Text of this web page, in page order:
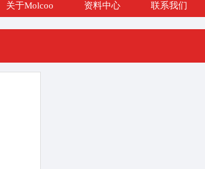
关于Molcoo 资料中心 联系我们